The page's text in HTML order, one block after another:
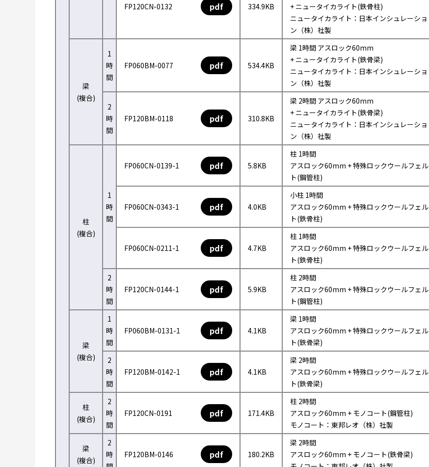
FP120CN-0132 pdf 334.9KB
+ ニュータイカライト(鉄骨柱)
ニュータイカライト：日本インシュレーショ
ン（株）社製
梁
(複合)
1
時
間
FP060BM-0077 pdf 534.4KB
梁 1時間 アスロック60mm
+ ニュータイカライト(鉄骨梁)
ニュータイカライト：日本インシュレーショ
ン（株）社製
2
時
間
FP120BM-0118 pdf 310.8KB
梁 2時間 アスロック60mm
+ ニュータイカライト(鉄骨梁)
ニュータイカライト：日本インシュレーショ
ン（株）社製
柱
(複合)
1
時
間
FP060CN-0139-1 pdf 5.8KB
柱 1時間
アスロック60mm + 特殊ロックウールフェル
ト(鋼管柱)
FP060CN-0343-1 pdf 4.0KB
小柱 1時間
アスロック60mm + 特殊ロックウールフェル
ト(鉄骨柱)
FP060CN-0211-1 pdf 4.7KB
柱 1時間
アスロック60mm + 特殊ロックウールフェル
ト(鉄骨柱)
2
時
間
FP120CN-0144-1 pdf 5.9KB
柱 2時間
アスロック60mm + 特殊ロックウールフェル
ト(鋼管柱)
梁
(複合)
1
時
間
FP060BM-0131-1 pdf 4.1KB
梁 1時間
アスロック60mm + 特殊ロックウールフェル
ト(鉄骨梁)
2
時
間
FP120BM-0142-1 pdf 4.1KB
梁 2時間
アスロック60mm + 特殊ロックウールフェル
ト(鉄骨梁)
柱
(複合)
2
時
間
FP120CN-0191 pdf 171.4KB
柱 2時間
アスロック60mm + モノコート(鋼管柱)
モノコート：東邦レオ（株）社製
梁
(複合)
2
時
FP120BM-0146 pdf 180.2KB
梁 2時間
アスロック60mm + モノコート(鉄骨梁)